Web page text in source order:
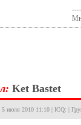
Ket Bastet
5 июля 2010 11:10 | ICQ: |